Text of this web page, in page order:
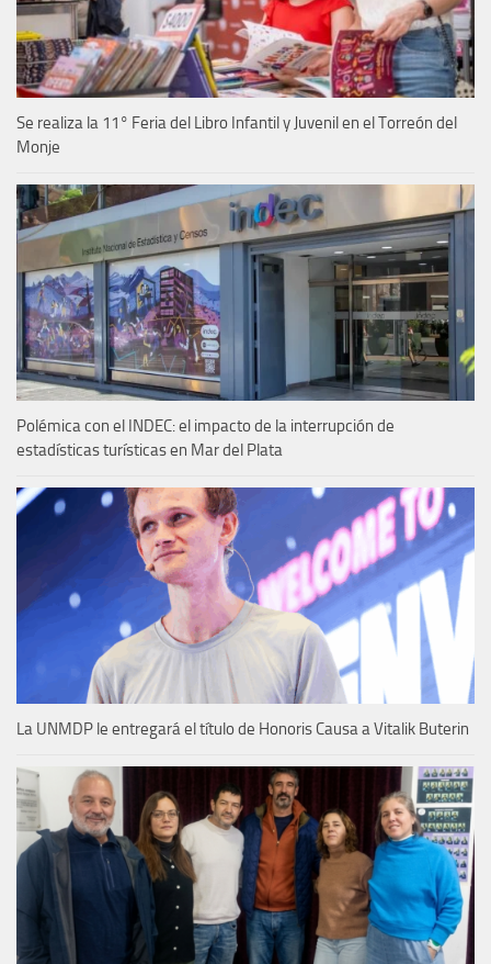
Se realiza la 11° Feria del Libro Infantil y Juvenil en el Torreón del
Monje
Polémica con el INDEC: el impacto de la interrupción de
estadísticas turísticas en Mar del Plata
La UNMDP le entregará el título de Honoris Causa a Vitalik Buterin